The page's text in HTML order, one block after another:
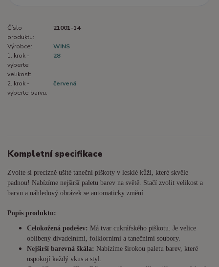
Číslo
produktu:
21001-14
Výrobce:
WINS
1. krok -
vyberte
velikost:
28
2. krok -
vyberte barvu:
červená
Kompletní specifikace
Zvolte si precizně ušité taneční piškoty v lesklé kůži, které skvěle
padnou! Nabízíme nejširší paletu barev na světě. Stačí zvolit velikost a
barvu a náhledový obrázek se automaticky změní.
Popis produktu:
Celokožená podešev: Má tvar cukrářského piškotu. Je velice
oblíbený divadelními, folklorními a tanečními soubory.
Nejširší barevná škála: Nabízíme širokou paletu barev, které
uspokojí každý vkus a styl.